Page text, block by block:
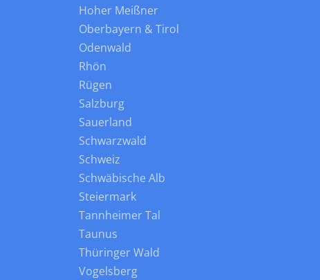
Hoher Meißner
Oberbayern & Tirol
Odenwald
Rhön
Rügen
Salzburg
Sauerland
Schwarzwald
Schweiz
Schwäbische Alb
Steiermark
Tannheimer Tal
Taunus
Thüringer Wald
Vogelsberg